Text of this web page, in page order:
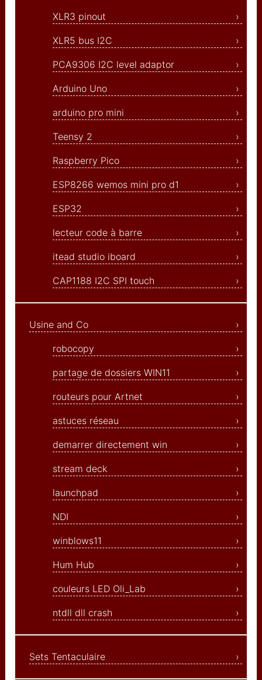
XLR3 pinout
XLR5 bus I2C
PCA9306 I2C level adaptor
Arduino Uno
arduino pro mini
Teensy 2
Raspberry Pico
ESP8266 wemos mini pro d1
ESP32
lecteur code à barre
itead studio iboard
CAP1188 I2C SPI touch
Usine and Co
robocopy
partage de dossiers WIN11
routeurs pour Artnet
astuces réseau
demarrer directement win
stream deck
launchpad
NDI
winblows11
Hum Hub
couleurs LED Oli_Lab
ntdll dll crash
Sets Tentaculaire
Hum Hub
couleurs LED Oli_Lab
ntdll dll crash
Sets Tentaculaire
Poésie Sonore
Oli_Go
projet ecole 2025
cyanine theme
landingpage
colors and fonts
footer
content elements
setup your website
write content
manage access
get help
markdown test